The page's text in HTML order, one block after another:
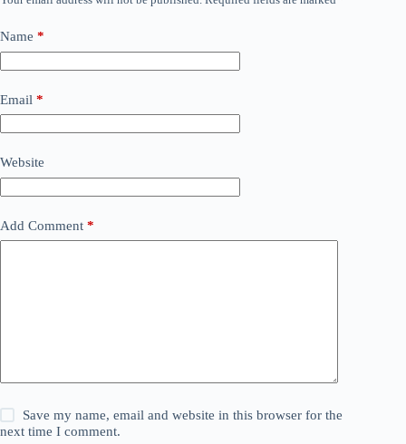
Name *
Email *
Website
Add Comment *
Save my name, email and website in this browser for the
next time I comment.